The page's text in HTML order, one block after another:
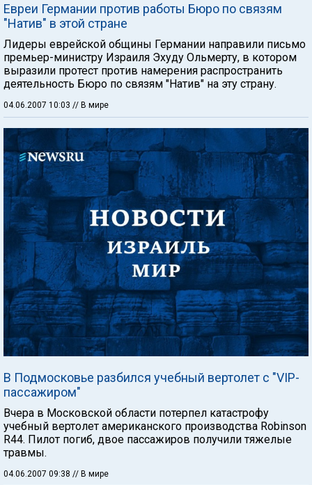
Евреи Германии против работы Бюро по связям
"Натив" в этой стране
Лидеры еврейской общины Германии направили письмо
премьер-министру Израиля Эхуду Ольмерту, в котором
выразили протест против намерения распространить
деятельность Бюро по связям "Натив" на эту страну.
04.06.2007 10:03 // В мире
В Подмосковье разбился учебный вертолет с "VIP-
пассажиром"
Вчера в Московской области потерпел катастрофу
учебный вертолет американского производства Robinson
R44. Пилот погиб, двое пассажиров получили тяжелые
травмы.
04.06.2007 09:38 // В мире